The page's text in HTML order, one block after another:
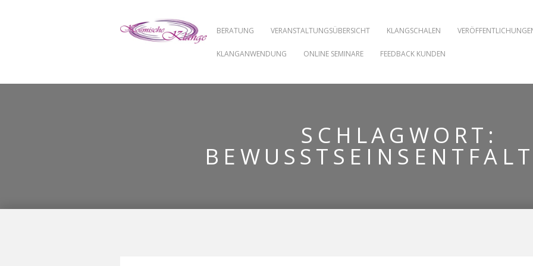
BERATUNG VERANSTALTUNGSÜBERSICHT KLANGSCHALEN
KLANGANWENDUNG ONLINE SEMINARE FEEDBACK KUNDEN
SCHLAGWORT: